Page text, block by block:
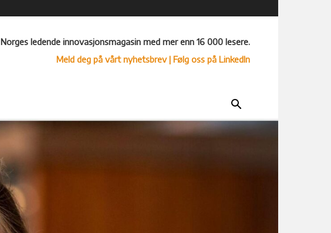
Norges ledende innovasjonsmagasin med mer enn 16 000 lesere.
Meld deg på vårt nyhetsbrev| Følg oss på LinkedIn